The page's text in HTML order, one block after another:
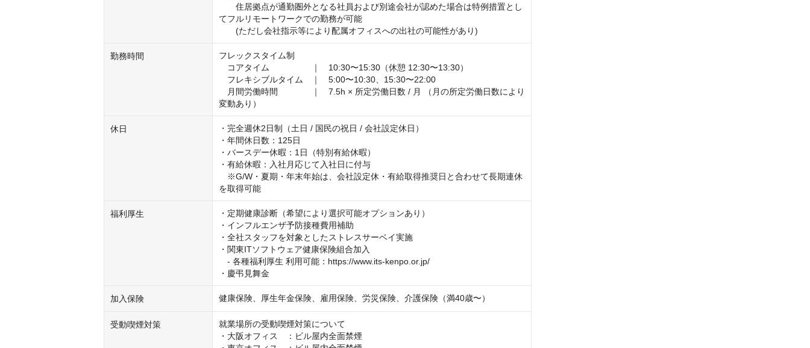
住居拠点が通勤圏外となる社員および別途会社が認めた場合は特例措置とし
てフルリモートワークでの勤務が可能
(ただし会社指示等により配属オフィスへの出社の可能性があり)
勤務時間
フレックスタイム制
コアタイム　　　　　｜　10:30〜15:30（休憩 12:30〜13:30）
フレキシブルタイム　｜　5:00〜10:30、15:30〜22:00
月間労働時間　　　　｜　7.5h × 所定労働日数 / 月 （月の所定労働日数により
変動あり）
休日
・完全週休2日制（土日 / 国民の祝日 / 会社設定休日）
・年間休日数：125日
・バースデー休暇：1日（特別有給休暇）
・有給休暇：入社月応じて入社日に付与
※G/W・夏期・年末年始は、会社設定休・有給取得推奨日と合わせて長期連休
を取得可能
福利厚生
・定期健康診断（希望により選択可能オプションあり）
・インフルエンザ予防接種費用補助
・全社スタッフを対象としたストレスサーベイ実施
・関東ITソフトウェア健康保険組合加入
- 各種福利厚生 利用可能：https://www.its-kenpo.or.jp/
・慶弔見舞金
加入保険 健康保険、厚生年金保険、雇用保険、労災保険、介護保険（満40歳〜）
受動喫煙対策
就業場所の受動喫煙対策について
・大阪オフィス　：ビル屋内全面禁煙